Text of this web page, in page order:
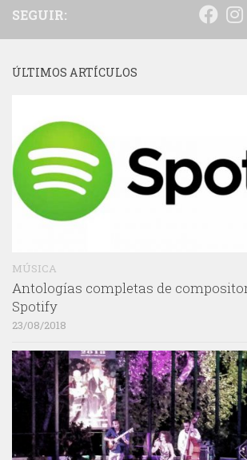
SEGUIR:
ÚLTIMOS ARTÍCULOS
MÚSICA
Antologías completas de
Spotify
23/08/2018